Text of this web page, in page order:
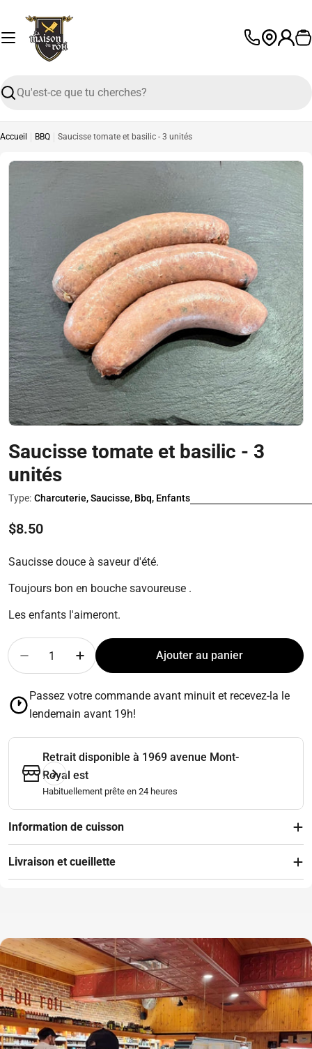
contenu
Recherche
L
u
Accueil BBQ Saucisse tomate et basilic - 3 unités
Ouvrir le média 0 en mode modal
Saucisse tomate et basilic - 3
unités
Type: Charcuterie, Saucisse, Bbq, Enfants
Prix
régulier
$8.50
Saucisse douce à saveur d'été.
Toujours bon en bouche savoureuse .
Les enfants l'aimeront.
Quantité
Diminuer la quantité pour Saucisse tomate et
Augmenter la quantité pour Saucisse
Ajouter au panier
Passez votre commande avant minuit et recevez-la le
lendemain avant 19h!
Retrait disponible à 1969 avenue Mont-
Royal est
Habituellement prête en 24 heures
Information de cuisson
Livraison et cueillette